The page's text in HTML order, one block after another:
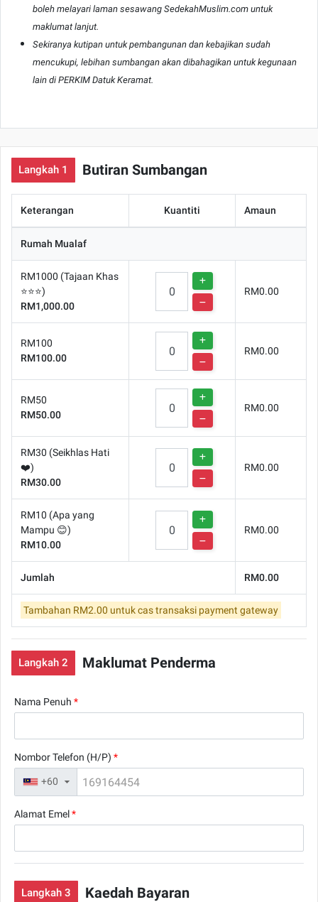
boleh melayari laman sesawang SedekahMuslim.com untuk
maklumat lanjut.
Sekiranya kutipan untuk pembangunan dan kebajikan sudah
mencukupi, lebihan sumbangan akan dibahagikan untuk kegunaan
lain di PERKIM Datuk Keramat.
Langkah 1 Butiran Sumbangan
Keterangan Kuantiti Amaun
Rumah Mualaf
RM1000 (Tajaan Khas
⭐⭐⭐)
RM1,000.00
RM0.00
RM100
RM100.00
RM0.00
RM50
RM50.00
RM0.00
RM30 (Seikhlas Hati
❤️)
RM30.00
RM0.00
RM10 (Apa yang
Mampu 😊)
RM10.00
RM0.00
Jumlah RM0.00
Tambahan RM2.00 untuk cas transaksi payment gateway
Langkah 2 Maklumat Penderma
Nama Penuh *
Nombor Telefon (H/P) *
+60 ▼
Alamat Emel*
Langkah 3 Kaedah Bayaran